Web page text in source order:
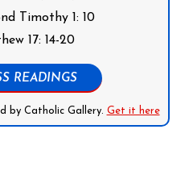
Timothy 1: 10
17: 14-20
READINGS
by Catholic Gallery. Get it here